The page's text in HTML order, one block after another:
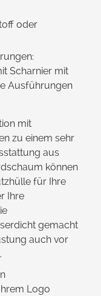
oder
Scharnier mit
Ausführungen
mit
zu einem sehr
aus
können
für Ihre
Ihre
gemacht
auch vor
Logo